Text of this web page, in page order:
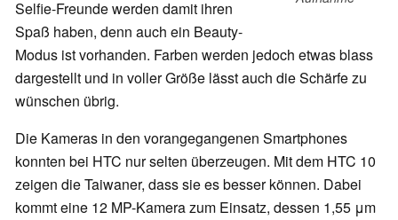
Selfie-Freunde werden damit ihren
Spaß haben, denn auch ein Beauty-
Modus ist vorhanden. Farben werden jedoch etwas blass
dargestellt und in voller Größe lässt auch die Schärfe zu
wünschen übrig.
Die Kameras in den vorangegangenen Smartphones
konnten bei HTC nur selten überzeugen. Mit dem HTC 10
zeigen die Taiwaner, dass sie es besser können. Dabei
kommt eine 12 MP-Kamera zum Einsatz, dessen 1,55 μm